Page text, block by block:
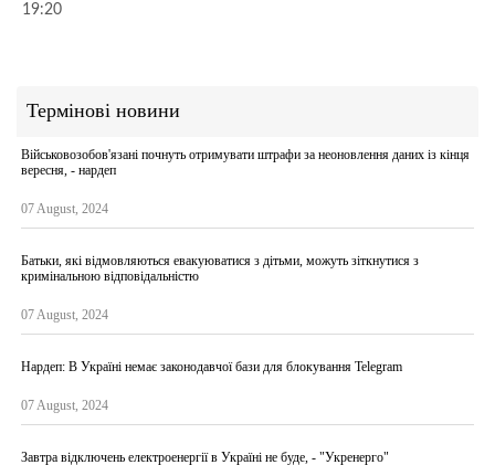
19:20
Термінові новини
Військовозобов'язані почнуть отримувати штрафи за неоновлення даних із кінця
вересня, - нардеп
07 August, 2024
Батьки, які відмовляються евакуюватися з дітьми, можуть зіткнутися з
кримінальною відповідальністю
07 August, 2024
Нардеп: В Україні немає законодавчої бази для блокування Telegram
07 August, 2024
Завтра відключень електроенергії в Україні не буде, - "Укренерго"